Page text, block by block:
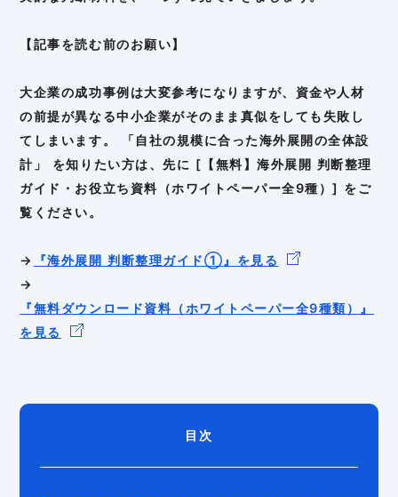
【記事を読む前のお願い】
大企業の成功事例は大変参考になりますが、資金や人材
の前提が異なる中小企業がそのまま真似をしても失敗し
てしまいます。 「自社の規模に合った海外展開の全体設
計」 を知りたい方は、先に [【無料】海外展開 判断整理
ガイド・お役立ち資料（ホワイトペーパー全9種）] をご
覧ください。
→
『海外展開 判断整理ガイド①』を見る
→
『無料ダウンロード資料（ホワイトペーパー全9種類）』
を見る
目次